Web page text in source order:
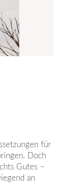
für
Doch
Gutes –
an